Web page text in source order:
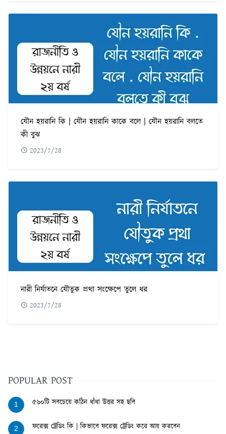
যৌন হয়রানি কি | যৌন হয়রানি কাকে বলে | যৌন হয়রানি বলতে
কী বুঝ
2023/7/28
নারী নির্যাতনে যৌতুক প্রথা সংক্ষেপে তুলে ধর
2023/7/28
POPULAR POST
1 ৫৬০টি সবচেয়ে কঠিন ধাঁধা উত্তর সহ ছবি
2 ফরেক্স ট্রেডিং কি | কিভাবে ফরেক্স ট্রেডিং করে আয় করবেন